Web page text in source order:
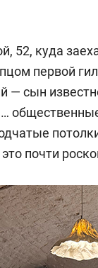
52, куда
первой
— сын
почти